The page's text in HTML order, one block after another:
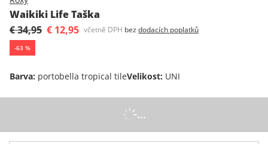
Waikiki Life Taška
€ 34,95 € 12,95 včetně DPH bez dodacích poplatků
-63 %
Barva: portobella tropical tileVelikost: UNI
...